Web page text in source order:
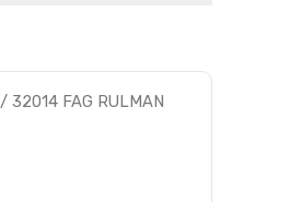
/ 32014 FAG RULMAN